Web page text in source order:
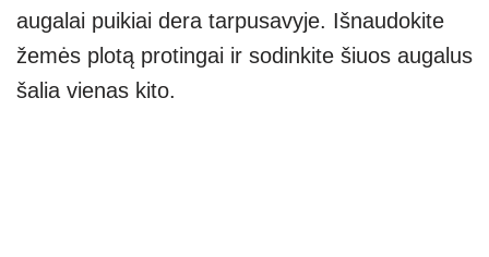
augalai puikiai dera tarpusavyje. Išnaudokite
žemės plotą protingai ir sodinkite šiuos augalus
šalia vienas kito.